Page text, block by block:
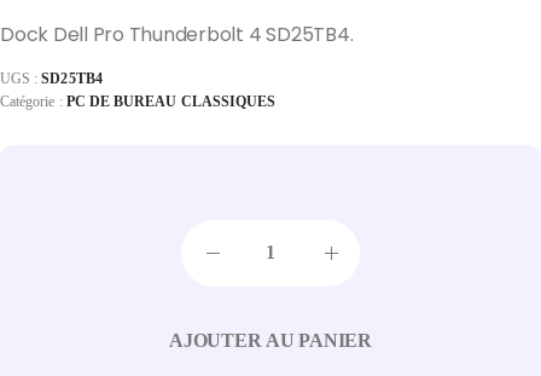
Dock Dell Pro Thunderbolt 4 SD25TB4.
UGS :SD25TB4
Catégorie : PC DE BUREAU CLASSIQUES
AJOUTER AU PANIER